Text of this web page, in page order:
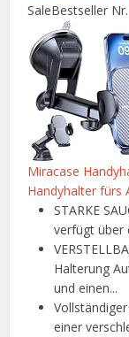
SaleBestseller
Miracase
Handyhalter fürs
STARKE
verfügt über
Halterung
und einen...
einer